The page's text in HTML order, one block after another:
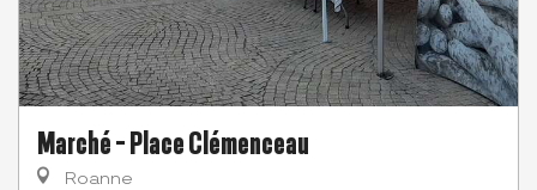
Marché - Place Clémenceau
Roanne